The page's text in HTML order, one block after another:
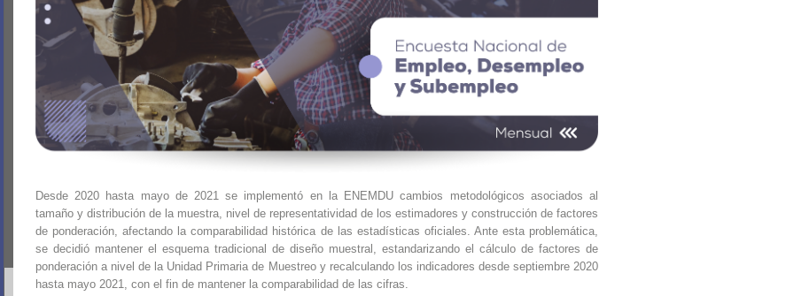
Desde 2020 hasta mayo de 2021 se implementó en la ENEMDU cambios metodológicos asociados al
tamaño y distribución de la muestra, nivel de representatividad de los estimadores y construcción de factores
de ponderación, afectando la comparabilidad histórica de las estadísticas oficiales. Ante esta problemática,
se decidió mantener el esquema tradicional de diseño muestral, estandarizando el cálculo de factores de
ponderación a nivel de la Unidad Primaria de Muestreo y recalculando los indicadores desde septiembre 2020
hasta mayo 2021, con el fin de mantener la comparabilidad de las cifras.